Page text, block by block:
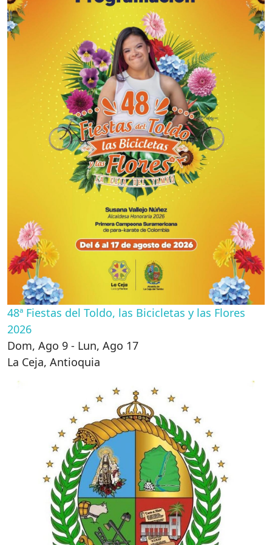
48ª Fiestas del Toldo, las Bicicletas y las Flores
2026
Dom, Ago 9 - Lun, Ago 17
La Ceja, Antioquia